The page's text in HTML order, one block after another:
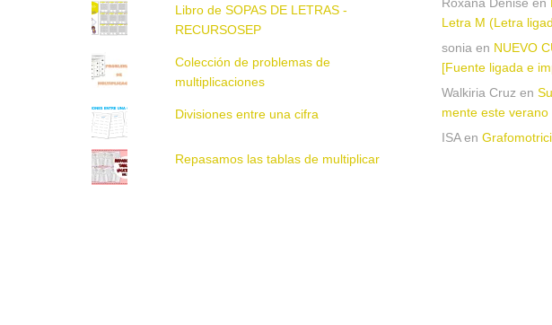
Libro de SOPAS DE LETRAS -
RECURSOSEP
Colección de problemas de
multiplicaciones
Divisiones entre una cifra
Repasamos las tablas de multiplicar
Letra M (Letra
sonia en NUEVO
[Fuente ligada e
Walkiria Cruz en
mente este verano
ISAen